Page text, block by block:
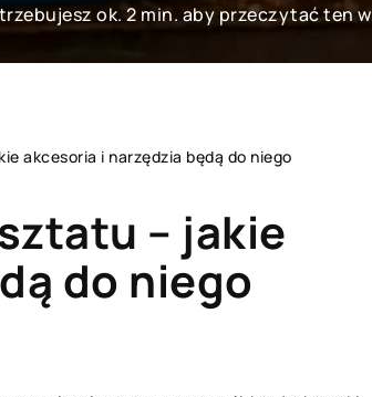
ok. 2 min. aby przeczytać ten
akcesoria i narzędzia będą do niego
– jakie
do niego
SPOSÓB ŻYCIA I STYL